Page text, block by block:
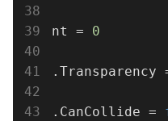
nt = 0
.Transparency
.CanCollide =